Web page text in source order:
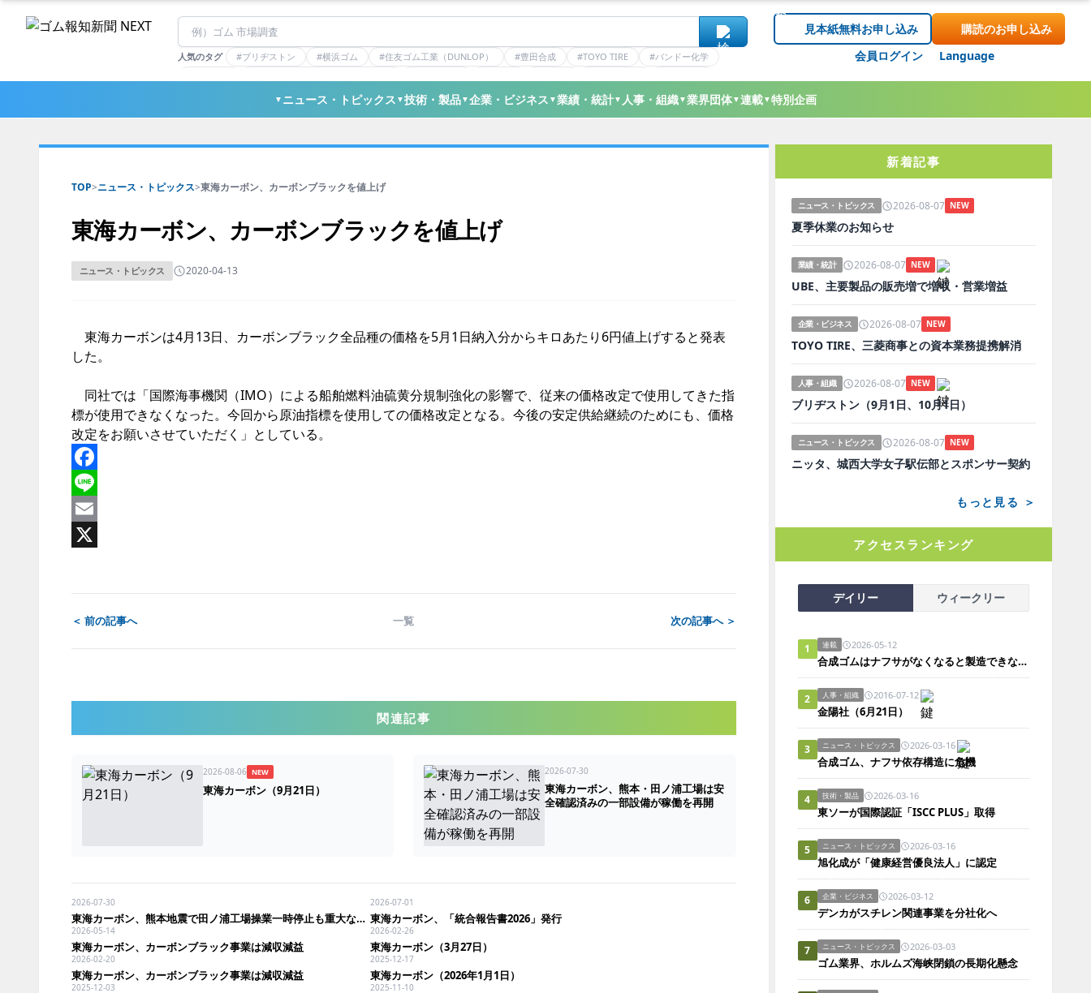
人気のタグ #ブリヂストン #横浜ゴム #住友ゴム工業（DUNLOP） #豊田合成 #TOYO TIRE
#バンドー化学
#東ソー
見本紙無料お申し込み
購読のお申し込み
会員ログイン
Language
▼ ニュース・トピックス ▼技術・製品▼企業・ビジネス ▼業績・統計▼ 人事・組織▼業界団体▼連載▼特別企画
TOP>ニュース・トピックス>東海カーボン、カーボンブラックを値上げ
東海カーボン、カーボンブラックを値上げ
ニュース・トピックス 2020-04-13
東海カーボンは4月13日、カーボンブラック全品種の価格を5月1日納入分からキロあたり6円値上げすると発表
した。
同社では「国際海事機関（IMO）による船舶燃料油硫黄分規制強化の影響で、従来の価格改定で使用してきた指
標が使用できなくなった。今回から原油指標を使用しての価格改定となる。今後の安定供給継続のためにも、価格
改定をお願いさせていただく」としている。
Facebook
Line
Email
＜ 前の記事へ 一覧 次の記事へ ＞
関連記事
2026-08-06 NEW
東海カーボン（9月21日）
2026-07-30
東海カーボン、熊本・田ノ浦工場は安
全確認済みの一部設備が稼働を再開
2026-07-30
東海カーボン、熊本地震で田ノ浦工場操業一時停止も重大な人的被害なし
2026-07-01
東海カーボン、「統合報告書2026」発行
2026-05-14
東海カーボン、カーボンブラック事業は減収減益
2026-02-26
東海カーボン（3月27日）
2026-02-20
東海カーボン、カーボンブラック事業は減収減益
2025-12-17
東海カーボン（2026年1月1日）
2025-12-03 2025-11-10
新着記事
ニュース・トピックス 2026-08-07 NEW
夏季休業のお知らせ
業績・統計 2026-08-07 NEW
UBE、主要製品の販売増で増収・営業増益
企業・ビジネス 2026-08-07 NEW
TOYO TIRE、三菱商事との資本業務提携解消
人事・組織 2026-08-07 NEW
ブリヂストン（9月1日、10月1日）
ニュース・トピックス 2026-08-07 NEW
ニッタ、城西大学女子駅伝部とスポンサー契約
もっと見る ＞
アクセスランキング
デイリー ウィークリー
1 連載 2026-05-12
合成ゴムはナフサがなくなると製造できないのか？
2 人事・組織 2016-07-12
金陽社（6月21日）
3 ニュース・トピックス 2026-03-16
合成ゴム、ナフサ依存構造に危機
4 技術・製品 2026-03-16
東ソーが国際認証「ISCC PLUS」取得
5 ニュース・トピックス 2026-03-16
旭化成が「健康経営優良法人」に認定
6 企業・ビジネス 2026-03-12
デンカがスチレン関連事業を分社化へ
7 ニュース・トピックス 2026-03-03
ゴム業界、ホルムズ海峡閉鎖の長期化懸念